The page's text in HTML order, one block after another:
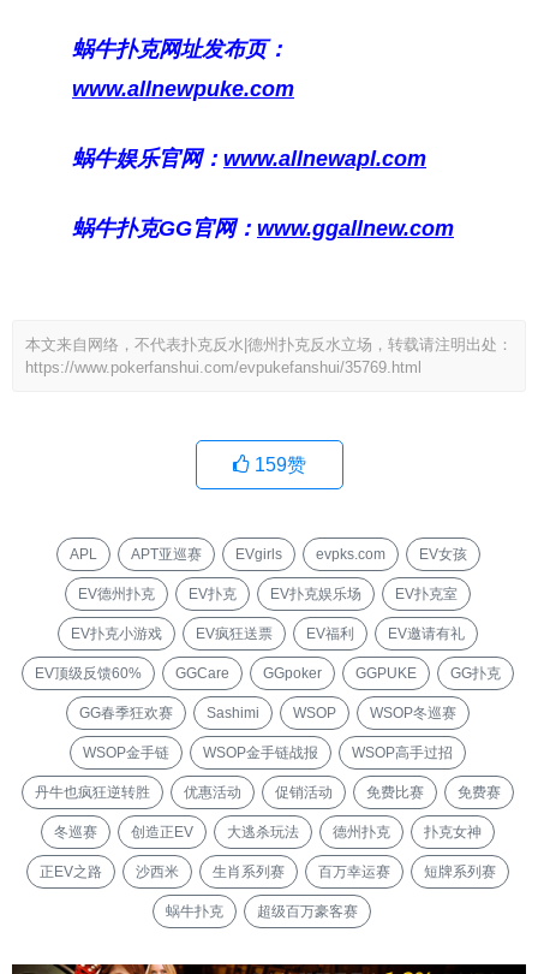
蜗牛扑克网址发布页：
www.allnewpuke.com
蜗牛娱乐官网： www.allnewapl.com
蜗牛扑克GG官网： www.ggallnew.com
本文来自网络，不代表扑克反水|德州扑克反水立场，转载请注明出处：
https://www.pokerfanshui.com/evpukefanshui/35769.html
159赞
APL APT亚巡赛 EVgirls evpks.com EV女孩
EV德州扑克 EV扑克 EV扑克娱乐场 EV扑克室
EV扑克小游戏 EV疯狂送票 EV福利 EV邀请有礼
EV顶级反馈60% GGCare GGpoker GGPUKE GG扑克
GG春季狂欢赛 Sashimi WSOP WSOP冬巡赛
WSOP金手链 WSOP金手链战报 WSOP高手过招
丹牛也疯狂逆转胜 优惠活动 促销活动 免费比赛 免费赛
冬巡赛 创造正EV 大逃杀玩法 德州扑克 扑克女神
正EV之路 沙西米 生肖系列赛 百万幸运赛 短牌系列赛
蜗牛扑克 超级百万豪客赛